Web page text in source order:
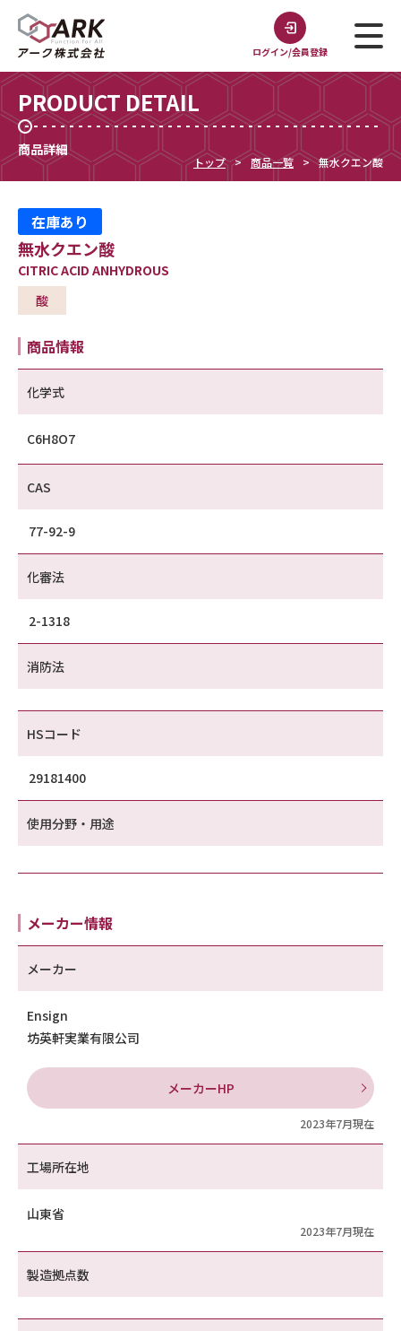
ログイン/会員登録
PRODUCT DETAIL
商品詳細
トップ 商品一覧 無水クエン酸
在庫あり
無水クエン酸
CITRIC ACID ANHYDROUS
酸
商品情報
化学式
C6H8O7
CAS
77-92-9
化審法
2-1318
消防法
HSコード
29181400
使用分野・用途
メーカー情報
メーカー
Ensign
坊英軒実業有限公司
メーカーHP
2023年7月現在
工場所在地
山東省
2023年7月現在
製造拠点数